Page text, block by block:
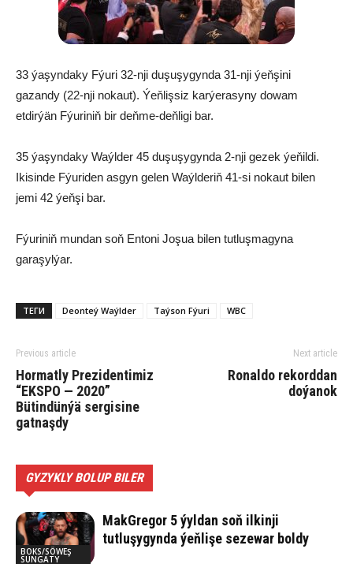
33 ýaşyndaky Fýuri 32-nji duşuşygynda 31-nji ýeňşini
gazandy (22-nji nokaut). Ýeňlişsiz karýerasyny dowam
etdirýän Fýuriniň bir deňme-deňligi bar.
35 ýaşyndaky Waýlder 45 duşuşygynda 2-nji gezek ýeňildi.
Ikisinde Fýuriden asgyn gelen Waýlderiň 41-si nokaut bilen
jemi 42 ýeňşi bar.
Fýuriniň mundan soň Entoni Joşua bilen tutluşmagyna
garaşylýar.
ТЕГИ Deonteý Waýlder Taýson Fýuri WBC
Previous article
Hormatly Prezidentimiz
“EKSPO — 2020”
Bütindünýä sergisine
gatnaşdy
Next article
Ronaldo rekorddan
doýanok
GYZYKLY BOLUP BILER
BOKS/SÖWEŞ
SUNGATY
MakGregor 5 ýyldan soň ilkinji
tutluşygynda ýeňlişe sezewar boldy